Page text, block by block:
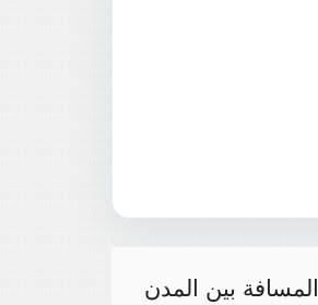
المسافة بين المدن